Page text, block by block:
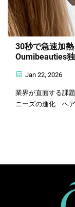
30秒で急速加
Oumibeauties
Jan 22, 2026
業界が直面する課
ニーズの進化 ヘア